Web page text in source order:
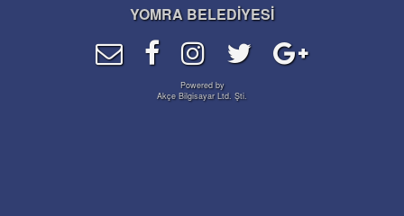
YOMRA BELEDİYESİ
Powered by
Akçe Bilgisayar Ltd. Şti.